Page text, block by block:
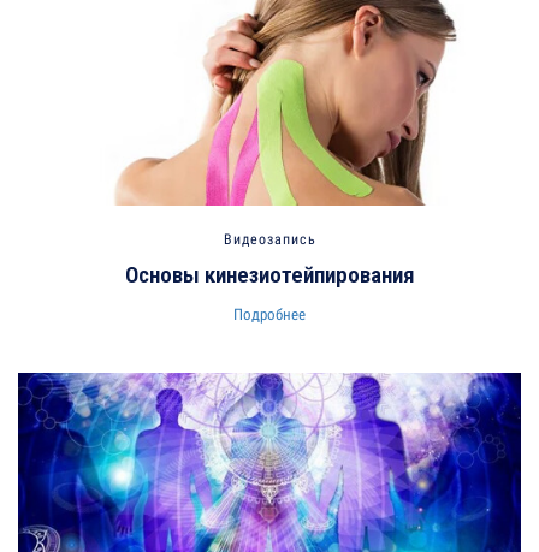
Видеозапись
Основы кинезиотейпирования
Подробнее